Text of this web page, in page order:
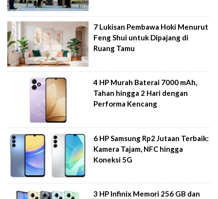
7 Lukisan Pembawa Hoki Menurut
Feng Shui untuk Dipajang di
Ruang Tamu
4 HP Murah Baterai 7000 mAh,
Tahan hingga 2 Hari dengan
Performa Kencang
6 HP Samsung Rp2 Jutaan Terbaik:
Kamera Tajam, NFC hingga
Koneksi 5G
3 HP Infinix Memori 256 GB dan